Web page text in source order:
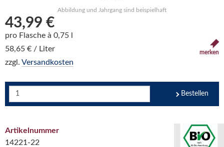
Abbildung und Jahrgang sind beispielhaft
43,99 €
pro Flasche à 0,75 l
58,65 € / Liter
zzgl. Versandkosten
merken
Bestellen
Artikelnummer
14221-22